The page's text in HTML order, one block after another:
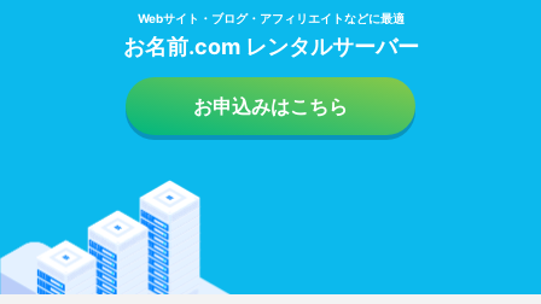
Webサイト・ブログ・アフィリエイトなどに最適
お名前.com レンタルサーバー
お申込みはこちら